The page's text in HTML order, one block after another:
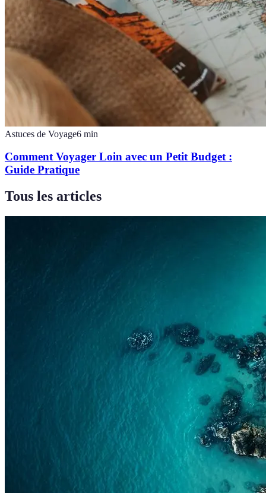
Astuces de Voyage6 min
Comment Voyager Loin avec un Petit Budget :
Guide Pratique
Tous les articles